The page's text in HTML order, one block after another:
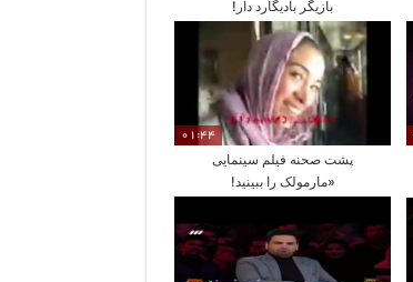
بازیگر بادیگارد دار!
01:44
پشت صحنه فیلم سینمایی
«مارمولک را ببینید!